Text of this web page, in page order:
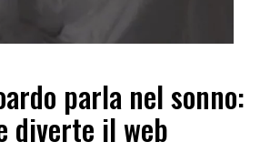
parla nel sonno:
diverte il web